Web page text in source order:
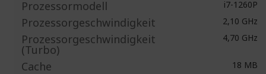
Prozessormodell i7-1260P
Prozessorgeschwindigkeit 2,10 GHz
Prozessorgeschwindigkeit
(Turbo)
4,70 GHz
Cache 18 MB